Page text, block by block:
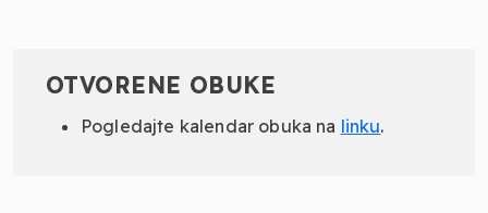
OTVORENE OBUKE
Pogledajte kalendar obuka na linku.